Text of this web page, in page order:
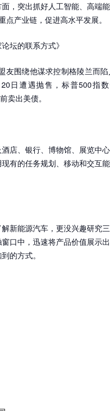
，突出抓好人工智能、高端
点产业链，促进高水平发展。
坛的联系方式》
友围绕他谋求控制格陵兰而
日遭遇抛售，标普500指
卖出美债。
店、银行、博物馆、展览中
有的任务规划、移动和交互
新能源汽车，更没兴趣研究
口中，迅速将产品价值展示
的方式。